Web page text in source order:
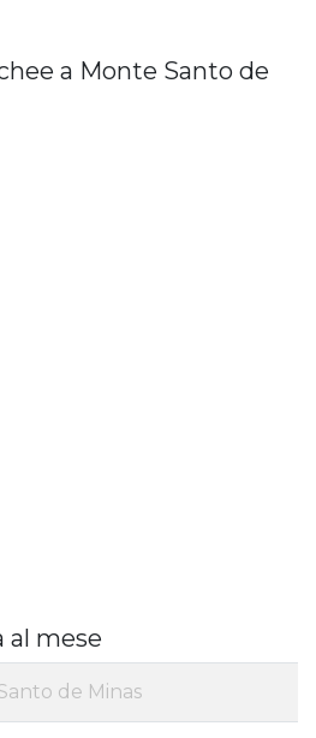
a Monte Santo de
al mese
de Minas